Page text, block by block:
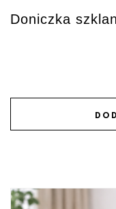
Doniczka